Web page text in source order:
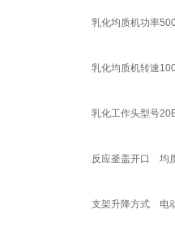
乳化均质机功率
乳化均质机转速
乳化工作头型号
反应釜盖开口 均
支架升降方式 电